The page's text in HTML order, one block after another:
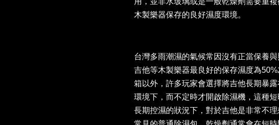
木製樂器保存的良好濕度環境。
台灣多雨潮濕的氣候常因沒有正當保養
吉他等木製樂器最良好的保存濕度為
箱以外，許多玩家會選擇將吉他長期暴
環境下，而不定時才開啟除濕機，這種
長期控濕的狀況下，對於吉他是非常不